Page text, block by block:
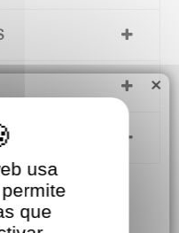
×
usa
que